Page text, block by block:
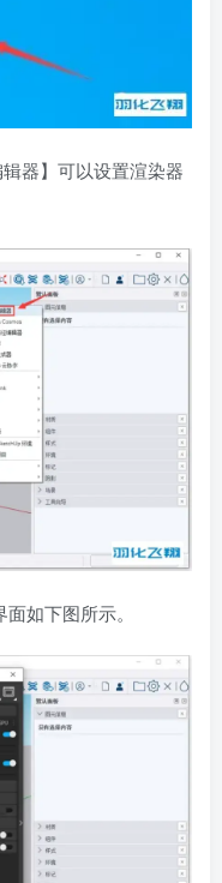
器】可以设置渲染器
如下图所示。